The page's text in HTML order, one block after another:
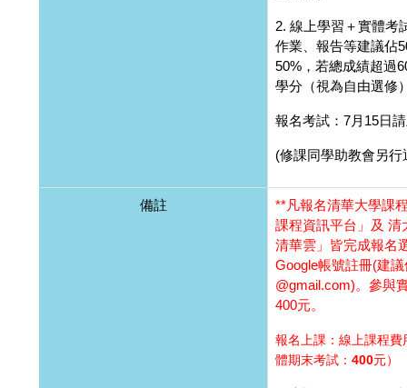
2. 線上學習＋實體考
作業、報告等建議佔
50%，若總成績超過
學分（視為自由選修
報名考試：7月15日
(修課同學助教會另
備註
**凡報名清華大學課
課程資訊平台」及 清
清華雲 」皆完成報名
Google帳號註冊(建
@gmail.com)。參與
400元。
報名上課：線上課程
體期末考試：400元）